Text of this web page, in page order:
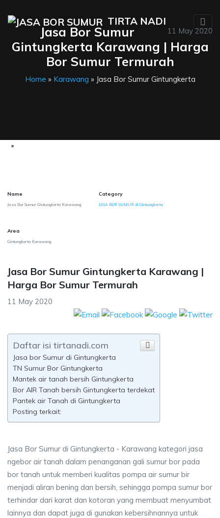
TIRTA NADI
11 May 2020
Jasa Bor Sumur
Gintungkerta Karawang | Harga
Bor Sumur Termurah
Home » Karawang » Jasa Bor Sumur Gintungkerta
Name
Jasa Bor Sumur Gintungkerta Karawang
Category
JASA BOR SUMUR di Gintungkerta
Area
Gintungkerta Karawang
Jasa Bor Sumur Gintungkerta Karawang |
Harga Bor Sumur Termurah
11 May 2020
Daftar isi tirtanadi.com
Jasa bor Sumur di Gintungkerta
TN Sumur Bor Gintungkerta
Mantek air tanah bersih Gintungkerta
Bor AIR Tanah bersih Gintungkerta terdekat
Pantek air Tanah di Gintungkerta
Posting terkait:
Jasa Bor Sumur di Gintungkerta - Karawang kategori jasa
ngebor air tanah dalam penanganan gali sumur bor pada
bor tanah untuk memberi kualitas pompa air sumur bir
menjadi aliran bening dan bersih, sehingga pompa sumur bor
terhindar dari karat dan kotoran yang membuat menyumbat
lainnya dan dapat juga di gunakan kebersihnannya untuk